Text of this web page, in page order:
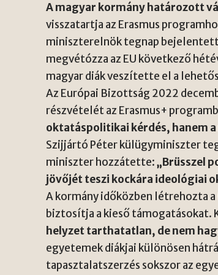
A magyar kormány határozott
visszatartja az Erasmus
miniszterelnök tegnap
megvétózza az EU következő
magyar diák veszítette el a
Az Európai Bizottság 2022
részvételét az Erasmus+
oktatáspolitikai kérdés, hanem
Szijjártó Péter külügyminiszter
miniszter hozzátette:„Brüsszel
jövőjét teszi kockára ideológiai
A kormány időközben létrehozta
biztosítja a kieső támogatásokat.
helyzet tarthatatlan, de nem
egyetemek diákjai különösen
tapasztalatszerzés sokszor az